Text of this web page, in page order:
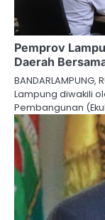
Pemprov
Daerah
BANDARLAMPUNG,
Lampung diwakili
Pembangunan